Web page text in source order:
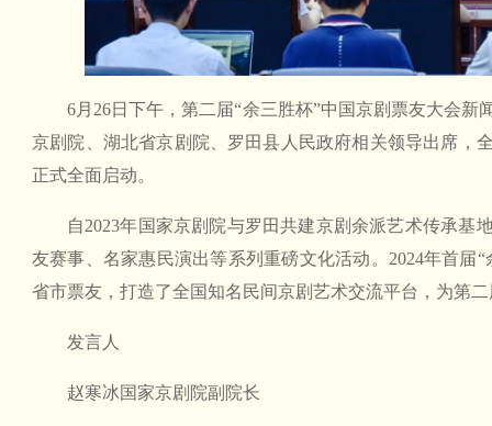
6月26日下午，第二届“余三胜杯”中国京剧票友大会
京剧院、湖北省京剧院、罗田县人民政府相关领导出席，
正式全面启动。
自2023年国家京剧院与罗田共建京剧余派艺术传承基
友赛事、名家惠民演出等系列重磅文化活动。2024年首届
省市票友，打造了全国知名民间京剧艺术交流平台，为第
发言人
赵寒冰国家京剧院副院长